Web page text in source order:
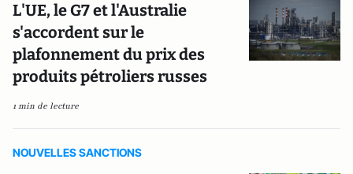
L'UE, le G7 et l'Australie
s'accordent sur le
plafonnement du prix des
produits pétroliers russes
1 min de lecture
NOUVELLES SANCTIONS